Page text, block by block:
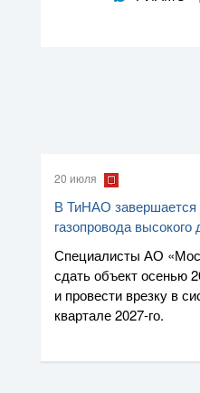
20 июля
В ТиНАО завершается
газопровода высокого
Специалисты АО
сдать объект осенью
и провести врезку в
квартале2027-го.